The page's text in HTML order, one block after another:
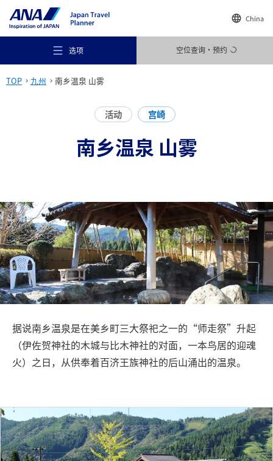
China
选项 空位查询・预约
目的地
旅行信息
关闭
TOP 九州 南乡温泉 山雾
活动 宫崎
南乡温泉 山雾
据说南乡温泉是在美乡町三大祭祀之一的“师走祭”升起
（伊佐贺神社的木城与比木神社的对面，一本鸟居的迎魂
火）之日，从供奉着百济王族神社的后山涌出的温泉。